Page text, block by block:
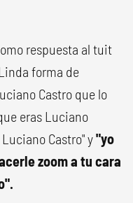
respuesta al tuit
forma de
Castro que lo
eras Luciano
Castro" y"yo
zoom a tu cara